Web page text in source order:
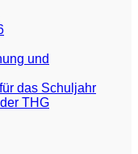
und
das Schuljahr
THG